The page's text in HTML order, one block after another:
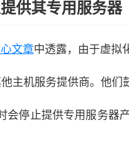
供其专用服务器
文章中透露，由于虚拟
主机服务提供商。他们
会停止提供专用服务器